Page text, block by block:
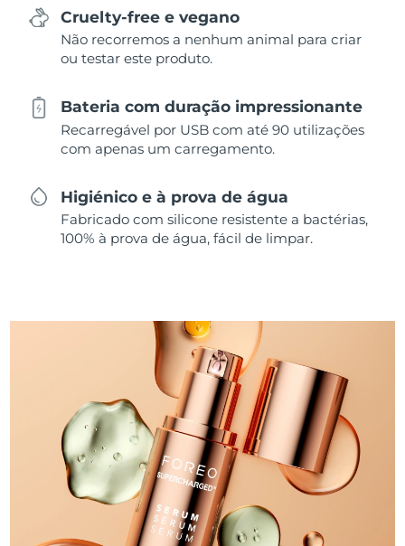
Cruelty-free e vegano
Não recorremos a nenhum animal para criar
ou testar este produto.
Bateria com duração impressionante
Recarregável por USB com até 90 utilizações
com apenas um carregamento.
Higiénico e à prova de água
Fabricado com silicone resistente a bactérias,
100% à prova de água, fácil de limpar.